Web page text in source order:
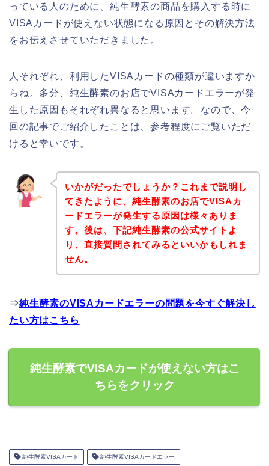
っている人のために、純生酵素の商品を購入する時に
VISAカードが使えない状態になる原因とその解決方法
をお伝えさせていただきました。
人それぞれ、利用したVISAカードの種類が違いますか
らね。多分、純生酵素のお店でVISAカードエラーが発
生した原因もそれぞれ異なると思います。なので、今
回の記事でご紹介したことは、参考程度にご覧いただ
けると幸いです。
いかがだったでしょうか？これまで説明し
てきたように、純生酵素のお店でVISAカ
ードエラーが発生する原因は様々ありま
す。後は、下記純生酵素の公式サイトよ
り、直接質問されてみるといいかもしれま
せん。
⇒純生酵素のVISAカードエラーの問題を今すぐ解決し
たい方はこちら
純生酵素でVISAカードが使えない方はこ
ちらをクリック
純生酵素VISAカード 純生酵素VISAカードエラー